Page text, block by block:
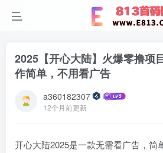
2025【开心大陆】火爆零撸项
作简单，不用看广告
a360182307
12个月前更新
开心大陆2025是一款无需看广告，简